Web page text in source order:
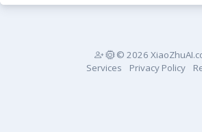
© 2026
Services
Privacy Policy